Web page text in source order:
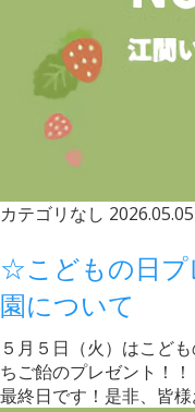
カテゴリなし 2026.05.05
☆こどもの日プ
園について
５月５日（火）はこど
ちご飴のプレゼント！
最終日です！是非、皆